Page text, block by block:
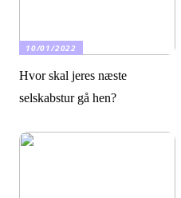
10/01/2022
Hvor skal jeres næste
selskabstur gå hen?